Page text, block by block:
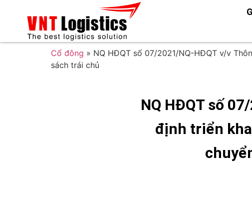
Cổ đông » NQ HĐQT số 07/2021/NQ-HĐQT v/v
sách trái chủ
NQ HĐQT số
định triển